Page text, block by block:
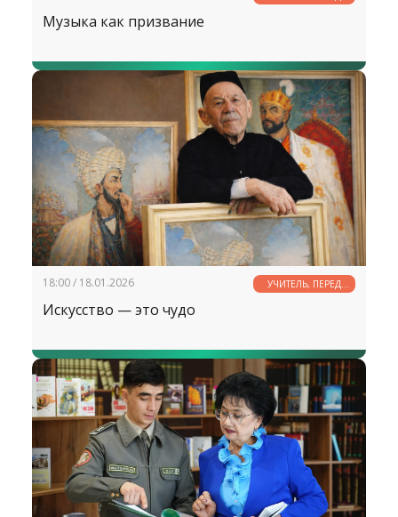
ИМЕНЕМ ТВОИМ...
Музыка как призвание
18:00 / 18.01.2026
УЧИТЕЛЬ, ПЕРЕД
ИМЕНЕМ ТВОИМ...
Искусство — это чудо